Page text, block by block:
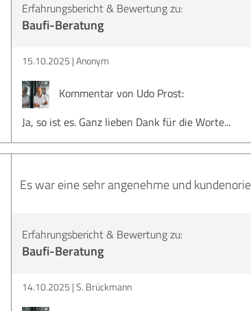
Erfahrungsbericht & Bewertung zu:
Baufi-Beratung
15.10.2025 Anonym
Kommentar von Udo Prost:
Ja, so ist es. Ganz lieben Dank für die Worte...
Es war eine sehr angenehme und
Erfahrungsbericht & Bewertung zu:
Baufi-Beratung
14.10.2025 S. Brückmann